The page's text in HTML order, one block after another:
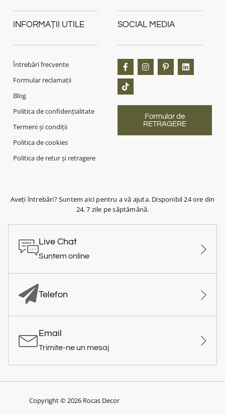
INFORMAȚII UTILE
Întrebări frecvente
Formular reclamații
Blog
Politica de confidențialitate
Termeni și condiții
Politica de cookies
Politica de retur și retragere
SOCIAL MEDIA
Formular de
RETRAGERE
Aveți întrebări? Suntem aici pentru a vă ajuta. Disponibil 24 ore din
24, 7 zile pe săptămână.
Live Chat
Suntem online
Telefon
Email
Trimite-ne un mesaj
Copyright © 2026 Rocas Decor